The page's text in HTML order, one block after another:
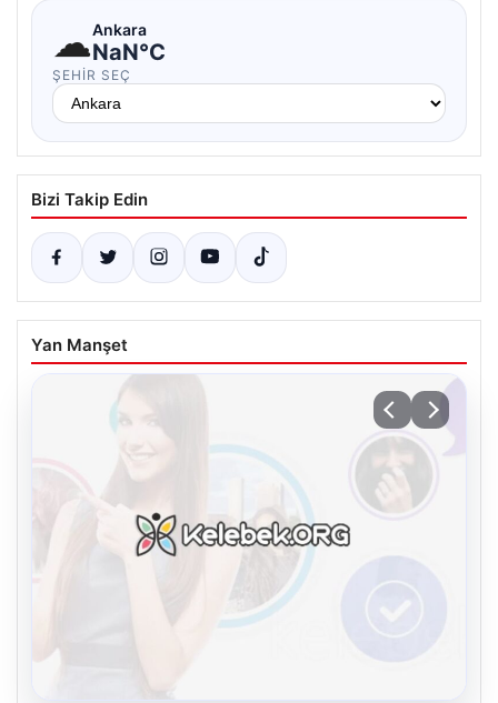
☁Ankara
NaN°C
ŞEHIR SEÇ
Bizi Takip Edin
Yan Manşet